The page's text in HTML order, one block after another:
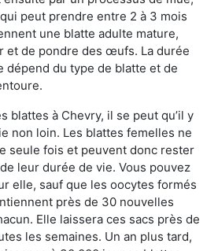
peut prendre entre 2 à 3 mois
une blatte adulte mature,
et de pondre des œufs. La durée
dépend du type de blatte et de
blattes à Chevry, il se peut qu’il y
non loin. Les blattes femelles ne
seule fois et peuvent donc rester
leur durée de vie. Vous pouvez
elle, sauf que les oocytes formés
près de 30 nouvelles
Elle laissera ces sacs près de
les semaines. Un an plus tard,